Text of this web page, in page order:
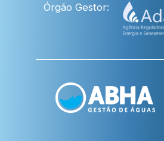
Órgão Gestor: